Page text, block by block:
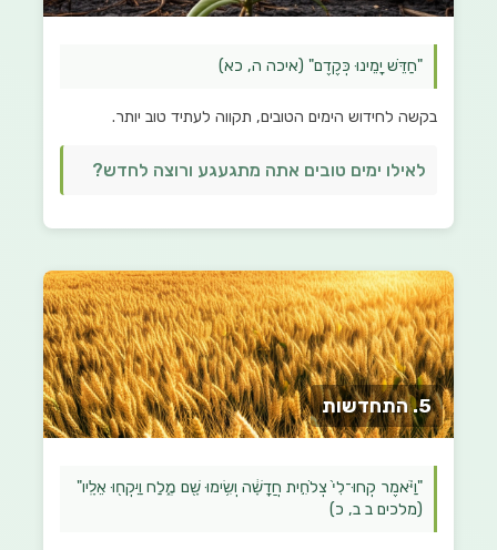
"חַדֵּשׁ יָמֵינוּ כְּקֶדֶם" (איכה ה, כא)
בקשה לחידוש הימים הטובים, תקווה לעתיד טוב יותר.
לאילו ימים טובים אתה מתגעגע ורוצה לחדש?
"וַיֹּ֗אמֶר קְחוּ־לִי֙ צְלֹחִ֣ית חֲדָשָׁ֔ה וְשִׂ֥ימוּ שָׁ֖ם מֶ֑לַח וַיִּקְח֖וּ אֵלָֽיו"
(מלכים ב ב, כ)